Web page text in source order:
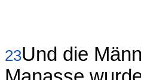
23Und die